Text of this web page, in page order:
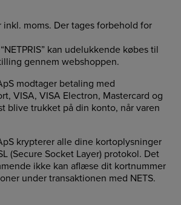
moms. Der tages forbehold for
kan udelukkende købes til
gennem webshoppen.
modtager betaling med
VISA, VISA Electron, Mastercard og
blive trukket på din konto, når varen
krypterer alle dine kortoplysninger
(Secure Socket Layer) protokol. Det
ikke kan aflæse dit kortnummer
under transaktionen med NETS.